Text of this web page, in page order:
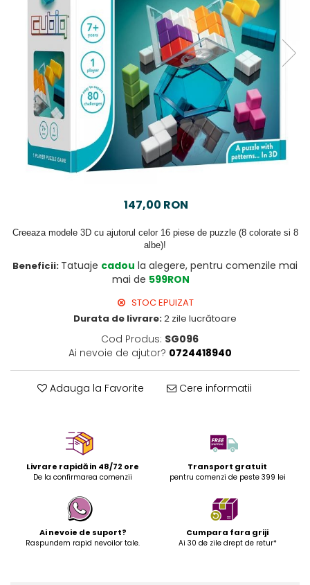
147,00 RON
Creeaza modele 3D cu ajutorul celor 16 piese de puzzle (8 colorate si 8
albe)!
Beneficii: Tatuaje cadou la alegere, pentru comenzile mai
mai de 599RON
STOC EPUIZAT
Durata de livrare:2 zile lucrătoare
Cod Produs: SG096
Ai nevoie de ajutor? 0724418940
Adauga la Favorite Cere informatii
Livrare rapidă in 48/72 ore
De la confirmarea comenzii
Transport gratuit
pentru comenzi de peste 399 lei
Ai nevoie de suport?
Raspundem rapid nevoilor tale.
Cumpara fara griji
Ai 30 de zile drept de retur*